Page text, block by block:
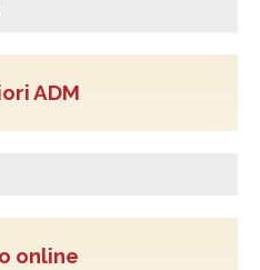
ADM
online